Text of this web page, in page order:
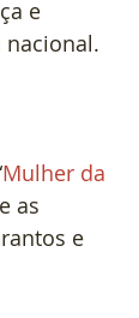
e
Mulher da
as
e